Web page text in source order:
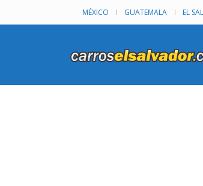
MÉXICO GUATEMALA EL